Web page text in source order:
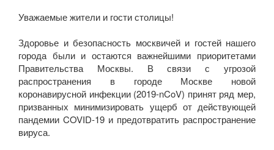
Уважаемые жители и гости столицы!
Здоровье и безопасность москвичей и гостей нашего
города были и остаются важнейшими приоритетами
Правительства Москвы. В связи с угрозой
распространения в городе Москве новой
коронавирусной инфекции (2019-nCoV) принят ряд мер,
призванных минимизировать ущерб от действующей
пандемии COVID-19 и предотвратить распространение
вируса.